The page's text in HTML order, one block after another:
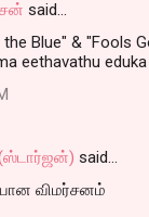
said…
Blue" & "Fools
eethavathu
said…
விமர்சனம்